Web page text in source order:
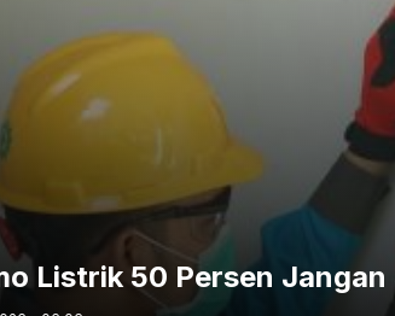
Dari KPK ke Sejumlah Pejabat di Pemalang
Listrik 50 Persen